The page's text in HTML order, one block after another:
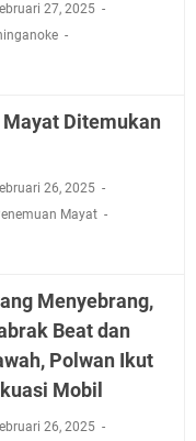
27, 2025
Mayat Ditemukan
26, 2025
Mayat
Menyebrang,
Beat dan
Polwan Ikut
Mobil
26, 2025